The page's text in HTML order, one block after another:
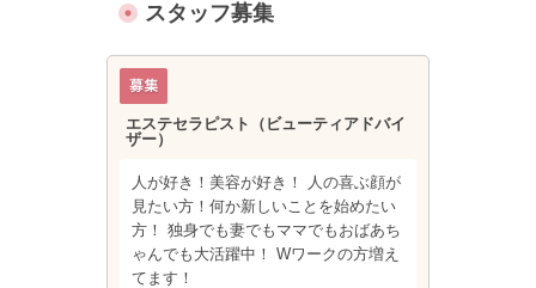
スタッフ募集
エステセラピスト（ビューティアドバイ
ザー）
人が好き！美容が好き！ 人の喜ぶ顔が
見たい方！何か新しいことを始めたい
方！ 独身でも妻でもママでもおばあち
ゃんでも大活躍中！ Wワークの方増え
てます！